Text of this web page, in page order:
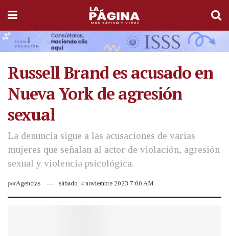
Russell Brand es acusado en
Nueva York de agresión
sexual
La denuncia sigue a las acusaciones de varias
mujeres que señalan al actor de violación, agresión
sexual y violencia psicológica.
porAgencias sábado, 4 noviembre 2023 7:00 AM